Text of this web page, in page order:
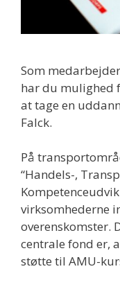
Som
har du mulighed
at tage en
Falck.
På
“Handels-,
virksomhederne
overenskomster.
centrale fond er,
støtte til AMU-